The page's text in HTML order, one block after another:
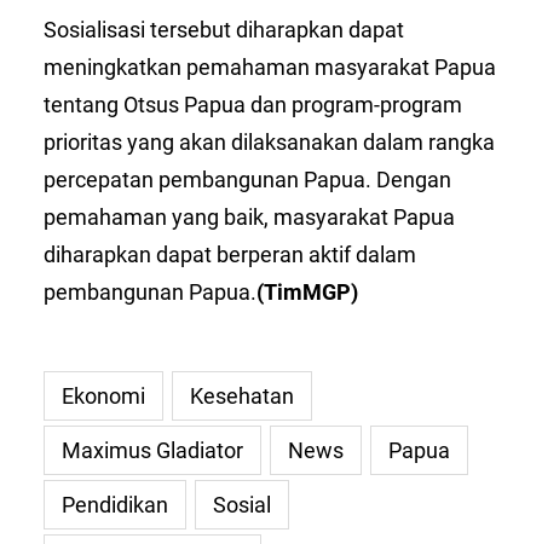
Sosialisasi tersebut diharapkan dapat
meningkatkan pemahaman masyarakat Papua
tentang Otsus Papua dan program-program
prioritas yang akan dilaksanakan dalam rangka
percepatan pembangunan Papua. Dengan
pemahaman yang baik, masyarakat Papua
diharapkan dapat berperan aktif dalam
pembangunan Papua.(TimMGP)
Ekonomi Kesehatan
Maximus Gladiator News Papua
Pendidikan Sosial